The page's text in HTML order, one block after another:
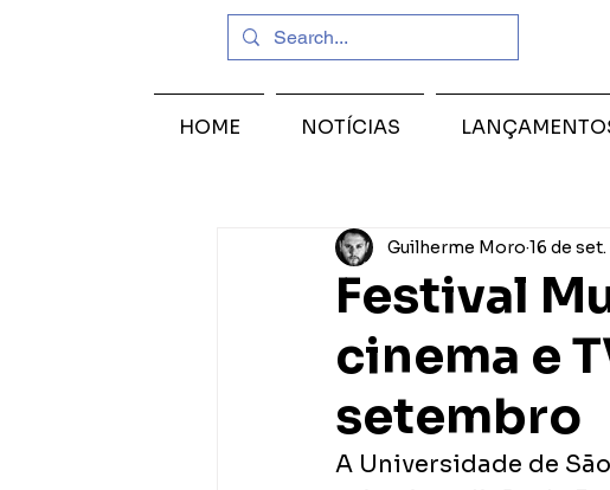
Festival
cinema e
setembro
Guilherme Moro 16 de
A Universidade de
HOME NOTÍCIAS